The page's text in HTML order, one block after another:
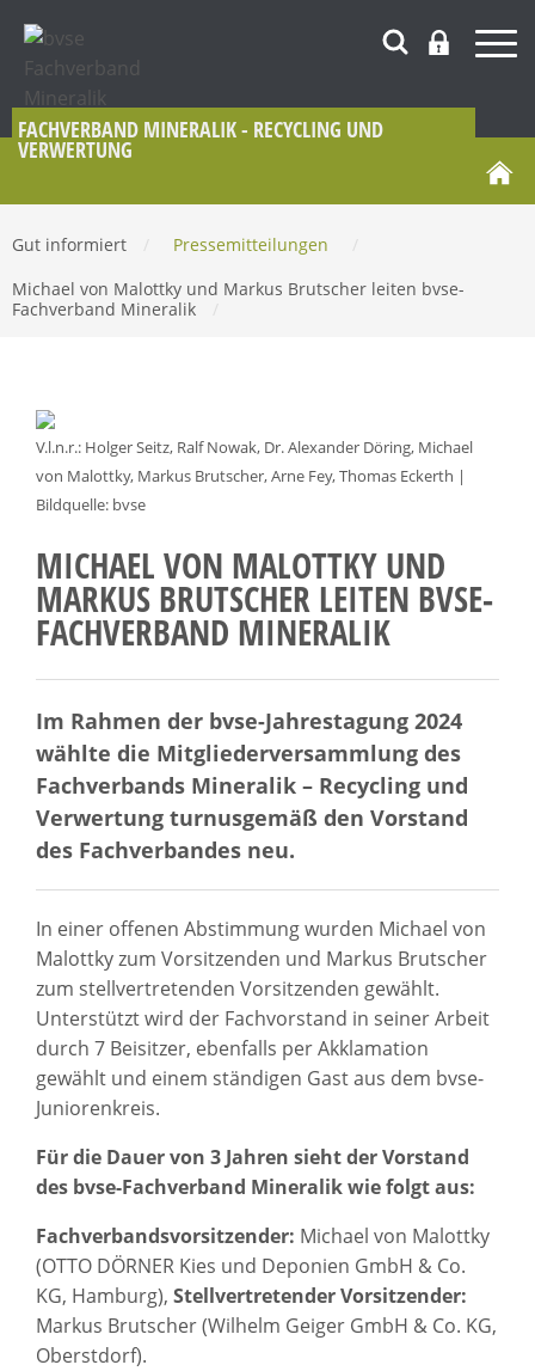
FACHVERBAND MINERALIK - RECYCLING UND
VERWERTUNG
Gut informiert Pressemitteilungen
Michael von Malottky und Markus Brutscher leiten bvse-
Fachverband Mineralik
V.l.n.r.: Holger Seitz, Ralf Nowak, Dr. Alexander Döring, Michael
von Malottky, Markus Brutscher, Arne Fey, Thomas Eckerth |
Bildquelle: bvse
MICHAEL VON MALOTTKY UND
MARKUS BRUTSCHER LEITEN BVSE-
FACHVERBAND MINERALIK
Im Rahmen der bvse-Jahrestagung 2024
wählte die Mitgliederversammlung des
Fachverbands Mineralik – Recycling und
Verwertung turnusgemäß den Vorstand
des Fachverbandes neu.
In einer offenen Abstimmung wurden Michael von
Malottky zum Vorsitzenden und Markus Brutscher
zum stellvertretenden Vorsitzenden gewählt.
Unterstützt wird der Fachvorstand in seiner Arbeit
durch 7 Beisitzer, ebenfalls per Akklamation
gewählt und einem ständigen Gast aus dem bvse-
Juniorenkreis.
Für die Dauer von 3 Jahren sieht der Vorstand
des bvse-Fachverband Mineralik wie folgt aus:
Fachverbandsvorsitzender: Michael von Malottky
(OTTO DÖRNER Kies und Deponien GmbH & Co.
KG, Hamburg), Stellvertretender Vorsitzender:
Markus Brutscher (Wilhelm Geiger GmbH & Co. KG,
Oberstdorf).